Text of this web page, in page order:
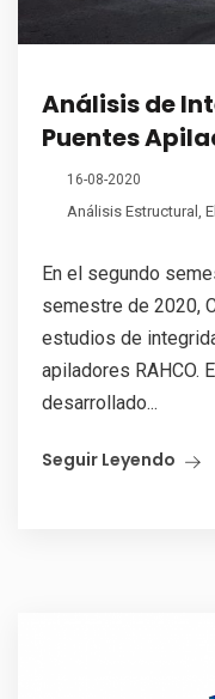
Análisis de
Puentes
16-08-2020
Análisis Estructural ,
En el segundo
semestre de 2020,
estudios de
apiladores RAHCO.
desarrollado...
Seguir Leyendo